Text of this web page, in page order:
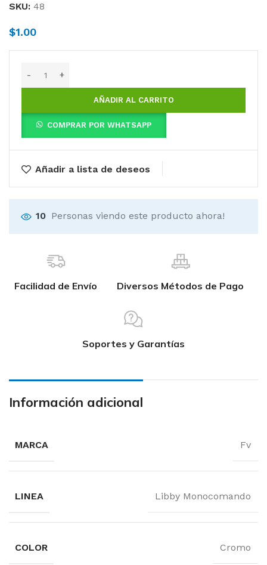
SKU: 48
$1.00
AÑADIR AL CARRITO
COMPRAR POR WHATSAPP
Añadir a lista de deseos
10 Personas viendo este producto ahora!
Facilidad de Envío Diversos Métodos de Pago
Soportes y Garantías
Información adicional
MARCA Fv
LINEA Libby Monocomando
COLOR Cromo